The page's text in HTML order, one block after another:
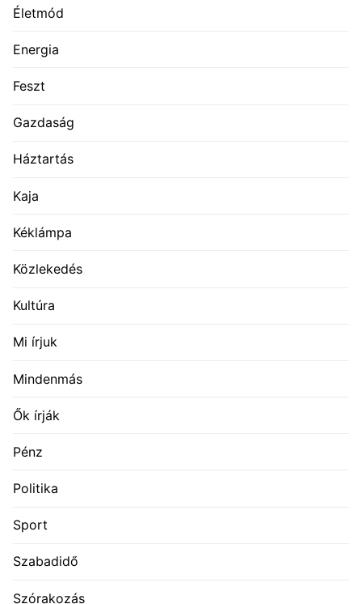
Életmód
Energia
Feszt
Gazdaság
Háztartás
Kaja
Kéklámpa
Közlekedés
Kultúra
Mi írjuk
Mindenmás
Ők írják
Pénz
Politika
Sport
Szabadidő
Szórakozás